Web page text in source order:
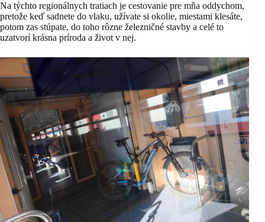
Na týchto regionálnych tratiach je cestovanie pre mňa oddychom,
pretože keď sadnete do vlaku, užívate si okolie, miestami klesáte,
potom zas stúpate, do toho rôzne železničné stavby a celé to
uzatvorí krásna príroda a život v nej.